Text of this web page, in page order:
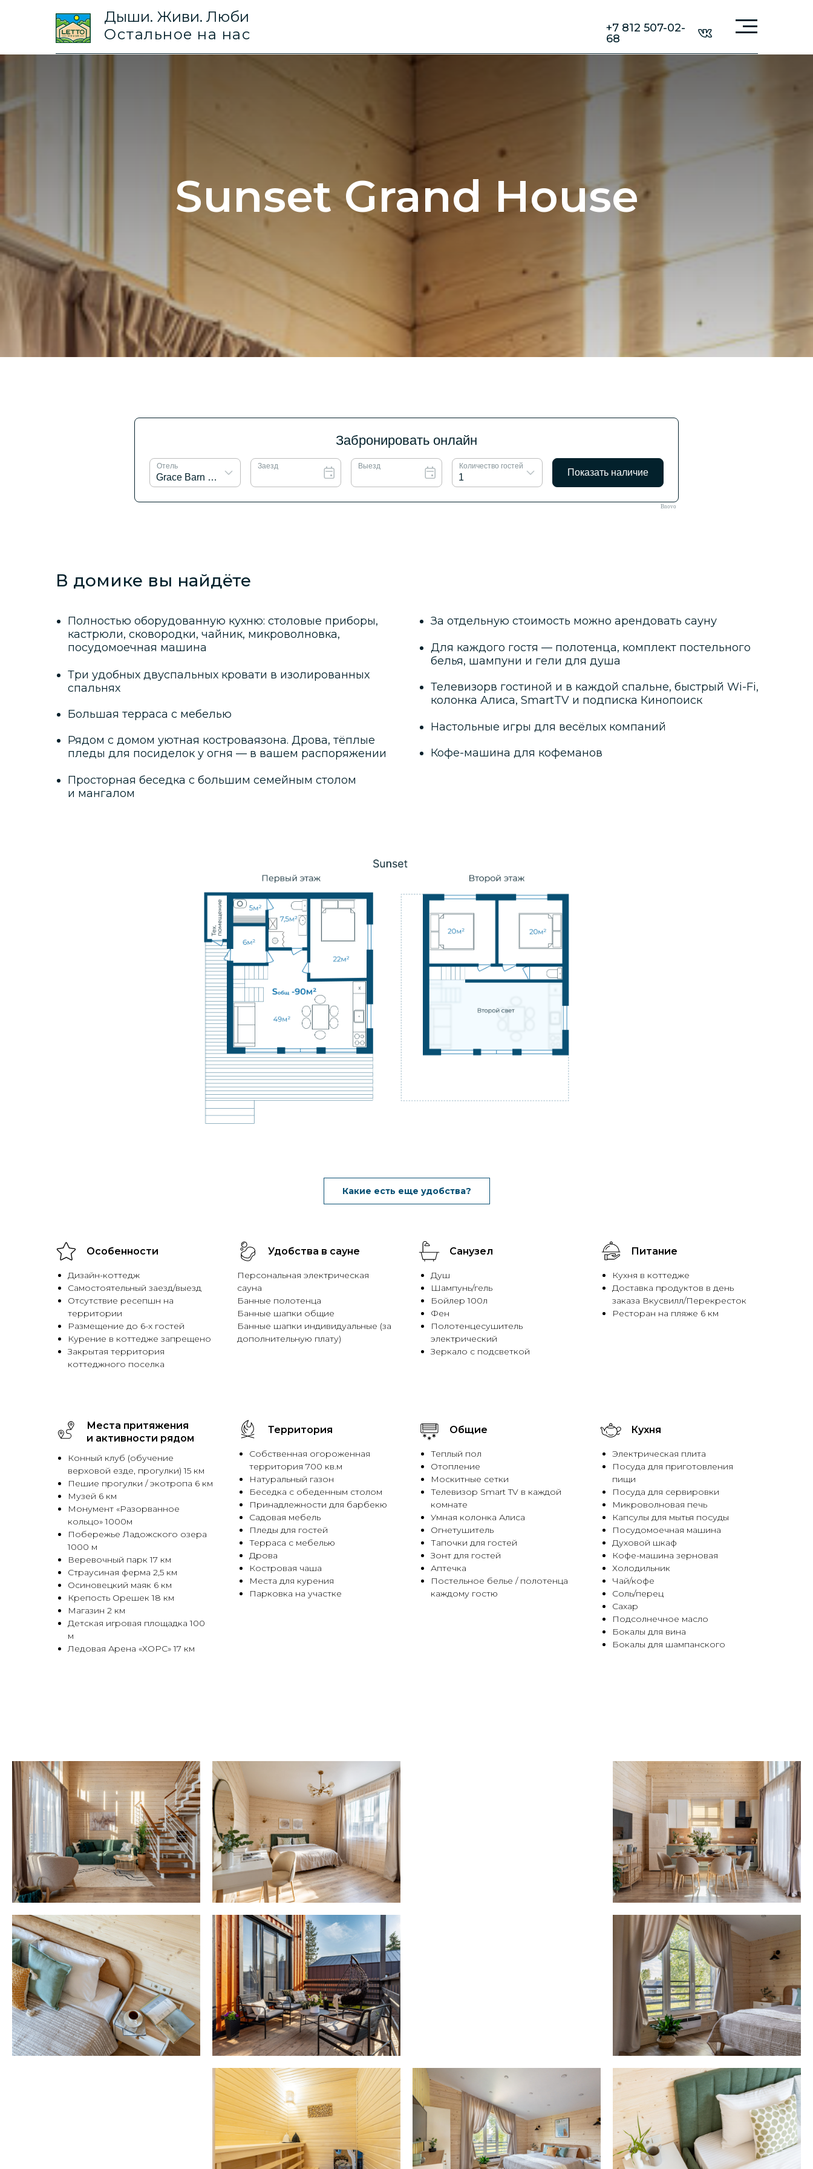
Дыши. Живи. Люби
Остальное на нас
+7 812 507-02-
68
Sunset Grand House
Bnovo
В домике вы найдёте
Полностью оборудованную кухню: столовые приборы,
кастрюли, сковородки, чайник, микроволновка,
посудомоечная машина
Три удобных двуспальных кровати в изолированных
спальнях
Большая терраса с мебелью
Просторная беседка с большим семейным столом
и мангалом
Рядом с домом уютная костроваязона. Дрова, тёплые
пледы для посиделок у огня — в вашем распоряжении
За отдельную стоимость можно арендовать сауну
Для каждого гостя — полотенца, комплект постельного
белья, шампуни и гели для душа
Телевизорв гостиной и в каждой спальне, быстрый Wi-Fi,
колонка Алиса, SmartTV и подписка Кинопоиск
Настольные игры для весёлых компаний
Кофе-машина для кофеманов
Какие есть еще удобства?
Особенности
Дизайн-коттедж
Самостоятельный заезд/выезд
Отсутствие ресепшн на
территории
Размещение до 6-х гостей
Курение в коттедже запрещено
Закрытая территория
коттеджного поселка
Удобства в сауне
Персональная электрическая
сауна
Банные полотенца
Банные шапки общие
Банные шапки индивидуальные (за
дополнительную плату)
Санузел
Душ
Шампунь/гель
Бойлер 100л
Фен
Полотенцесушитель
электрический
Зеркало с подсветкой
Питание
Кухня в коттедже
Доставка продуктов в день
заказа Вкусвилл/Перекресток
Ресторан на пляже 6 км
Места притяжения
и активности рядом
Конный клуб (обучение
верховой езде, прогулки) 15 км
Пешие прогулки / экотропа 6 км
Музей 6 км
Монумент «Разорванное
кольцо» 1000м
Побережье Ладожского озера
1000 м
Веревочный парк 17 км
Страусиная ферма 2,5 км
Осиновецкий маяк 6 км
Крепость Орешек 18 км
Магазин 2 км
Детская игровая площадка 100
м
Ледовая Арена «ХОРС» 17 км
Территория
Собственная огороженная
территория 700 кв.м
Натуральный газон
Беседка с обеденным столом
Принадлежности для барбекю
Садовая мебель
Пледы для гостей
Терраса с мебелью
Дрова
Костровая чаша
Места для курения
Парковка на участке
Общие
Теплый пол
Отопление
Москитные сетки
Телевизор Smart TV в каждой
комнате
Умная колонка Алиса
Огнетушитель
Тапочки для гостей
Зонт для гостей
Аптечка
Постельное белье / полотенца
каждому гостю
Кухня
Электрическая плита
Посуда для приготовления
пищи
Посуда для сервировки
Микроволновая печь
Капсулы для мытья посуды
Посудомоечная машина
Духовой шкаф
Кофе-машина зерновая
Холодильник
Чай/кофе
Соль/перец
Сахар
Подсолнечное масло
Бокалы для вина
Бокалы для шампанского